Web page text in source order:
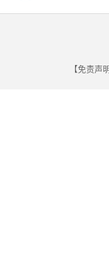
北京社保登录密码原
自由职业者交社保多
湖北省潜江市社保查
【免责